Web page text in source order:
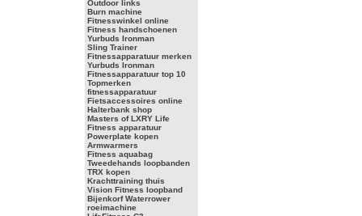
Outdoor links
Burn machine
Fitnesswinkel online
Fitness handschoenen
Yurbuds Ironman
Sling Trainer
Fitnessapparatuur merken
Yurbuds Ironman
Fitnessapparatuur top 10
Topmerken
fitnessapparatuur
Fietsaccessoires online
Halterbank shop
Masters of LXRY Life
Fitness apparatuur
Powerplate kopen
Armwarmers
Fitness aquabag
Tweedehands loopbanden
TRX kopen
Krachttraining thuis
Vision Fitness loopband
Bijenkorf Waterrower
roeimachine